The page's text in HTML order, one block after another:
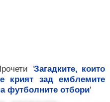
'Загадките, които
крият зад емблемите
футболните отбори'